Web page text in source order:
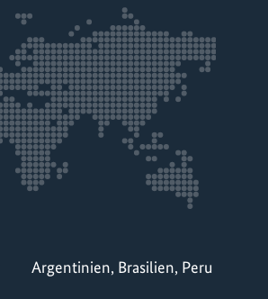
Argentinien, Brasilien, Peru